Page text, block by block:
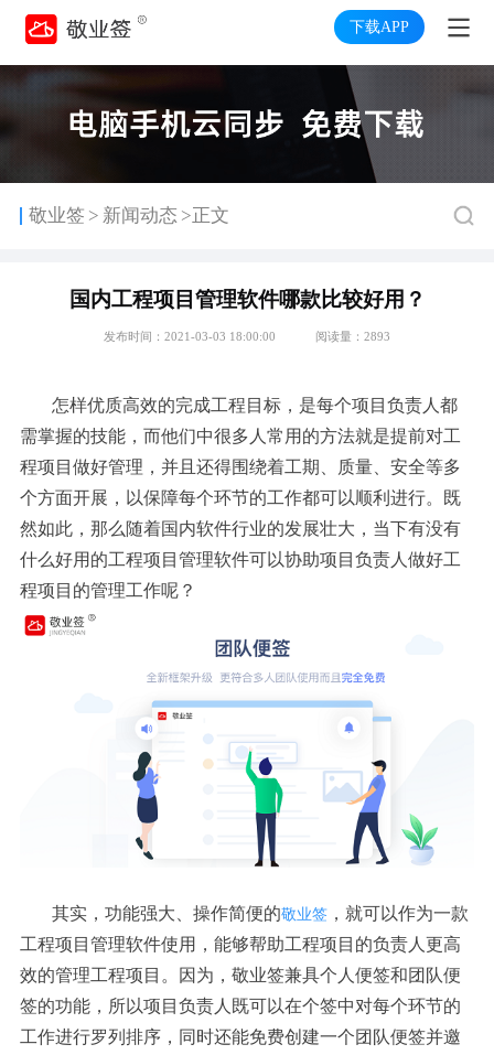
下载APP
敬业签 > 新闻动态 >正文
国内工程项目管理软件哪款比较好用？
发布时间：2021-03-03 18:00:00 阅读量：2893
怎样优质高效的完成工程目标，是每个项目负责人都
需掌握的技能，而他们中很多人常用的方法就是提前对工
程项目做好管理，并且还得围绕着工期、质量、安全等多
个方面开展，以保障每个环节的工作都可以顺利进行。既
然如此，那么随着国内软件行业的发展壮大，当下有没有
什么好用的工程项目管理软件可以协助项目负责人做好工
程项目的管理工作呢？
其实，功能强大、操作简便的敬业签，就可以作为一款
工程项目管理软件使用，能够帮助工程项目的负责人更高
效的管理工程项目。因为，敬业签兼具个人便签和团队便
签的功能，所以项目负责人既可以在个签中对每个环节的
工作进行罗列排序，同时还能免费创建一个团队便签并邀